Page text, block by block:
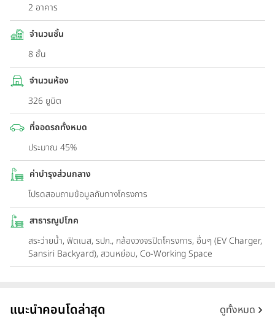
2 อาคาร
จำนวนชั้น
8 ชั้น
จำนวนห้อง
326 ยูนิต
ที่จอดรถทั้งหมด
ประมาณ 45%
ค่าบำรุงส่วนกลาง
โปรดสอบถามข้อมูลกับทางโครงการ
สาธารณูปโภค
สระว่ายน้ำ, ฟิตเนส, รปภ., กล้องวงจรปิดโครงการ, อื่นๆ (EV Charger,
Sansiri Backyard), สวนหย่อม, Co-Working Space
แนะนำคอนโดล่าสุด ดูทั้งหมด